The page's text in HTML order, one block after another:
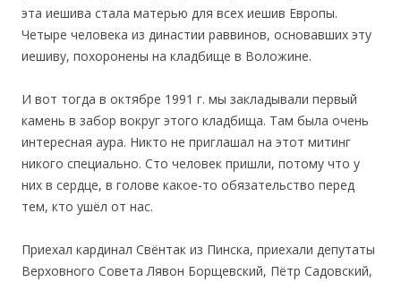
эта иешива стала матерью для всех иешив Европы.
Четыре человека из династии раввинов, основавших эту
иешиву, похоронены на кладбище в Воложине.
И вот тогда в октябре 1991 г. мы закладывали первый
камень в забор вокруг этого кладбища. Там была очень
интересная аура. Никто не приглашал на этот митинг
никого специально. Сто человек пришли, потому что у
них в сердце, в голове какое-то обязательство перед
тем, кто ушёл от нас.
Приехал кардинал Свёнтак из Пинска, приехали депутаты
Верховного Совета Лявон Борщевский, Пётр Садовский,